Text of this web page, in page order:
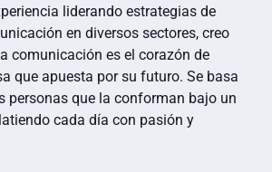
liderando estrategias de
en diversos sectores, creo
comunicación es el corazón de
que apuesta por su futuro. Se basa
personas que la conforman bajo un
cada día con pasión y